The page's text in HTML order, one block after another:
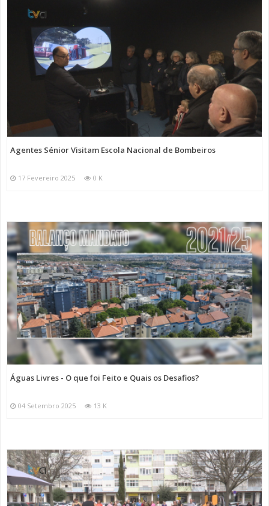
Agentes Sénior Visitam Escola Nacional de Bombeiros
17 Fevereiro 2025 0 K
Águas Livres - O que foi Feito e Quais os Desafios?
04 Setembro 2025 13 K